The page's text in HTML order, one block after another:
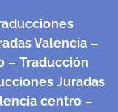
Valencia –
– Traducción
Juradas
centro –